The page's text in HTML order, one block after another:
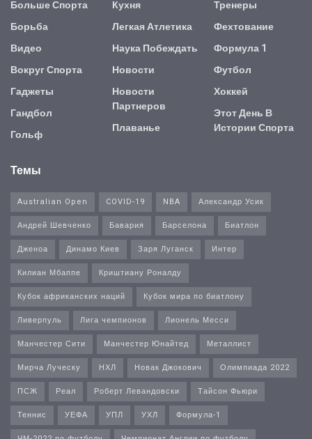
Больше Спорта
Борьба
Видео
Вокруг Спорта
Гаджеты
Гандбол
Гольф
Кухня
Легкая Атлетика
Наука Побеждать
Новости
Новости
Партнеров
Плаванье
Тренеры
Фехтование
Формула 1
Футбол
Хоккей
Этот День В
Истории Спорта
Темы
Australian Open COVID-19 NBA
Александр Усик
Андрей Шевченко
Бавария Барселона
Биатлон
Дженоа
Динамо Киев Заря Луганск
Интер
Килиан Мбаппе
Криштиану Роналду
Кубок африканских наций
Кубок мира по биатлону
Ливерпуль
Лига чемпионов
Лионель Месси
Манчестер Сити
Манчестер Юнайтед
Металлист
Мирча Луческу
НХЛ Новак Джокович
Олимпиада 2022
ПСЖ
Реал Роберт Левандовски
Тайсон Фьюри
Теннис
УЕФА УПЛ УХЛ
Формула-1